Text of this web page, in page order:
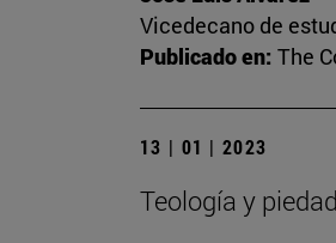
Vicedecano de
Publicado en: The
13 | 01 | 2023
Teología y piedad